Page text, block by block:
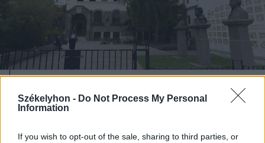
Székelyhon - Do Not Process My Personal
Information
If you wish to opt-out of the sale, sharing to third parties, or
Vakolatomlás: nem elégednek meg